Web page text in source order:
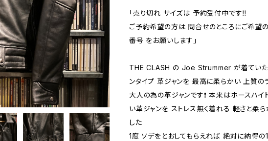
「売り切れ サイズは 予約受付中です‼️
ご予約希望の方は 問合せのところにご希望
番号 をお願いします」
THE CLASH の Joe Strummer が着ていた
ンタイプ 革ジャンを 最高に柔らかい 上質の
大人の為の革ジャンです❗️ 本来はホースハイ
い革ジャンを ストレス無く着れる 軽さと柔
した
1度 ソデをとおしてもらえれば 絶対に納得の